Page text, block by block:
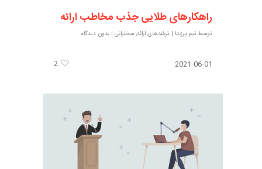
راهکارهای طلایی جذب مخاطب ارائه
توسط تیم پرزنتا | ترفندهای ارائه,سخنرانی |بدون دیدگاه
2021-06-01
2